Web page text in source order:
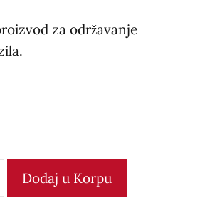
za održavanje
Kokpit
Dodaj u Korpu